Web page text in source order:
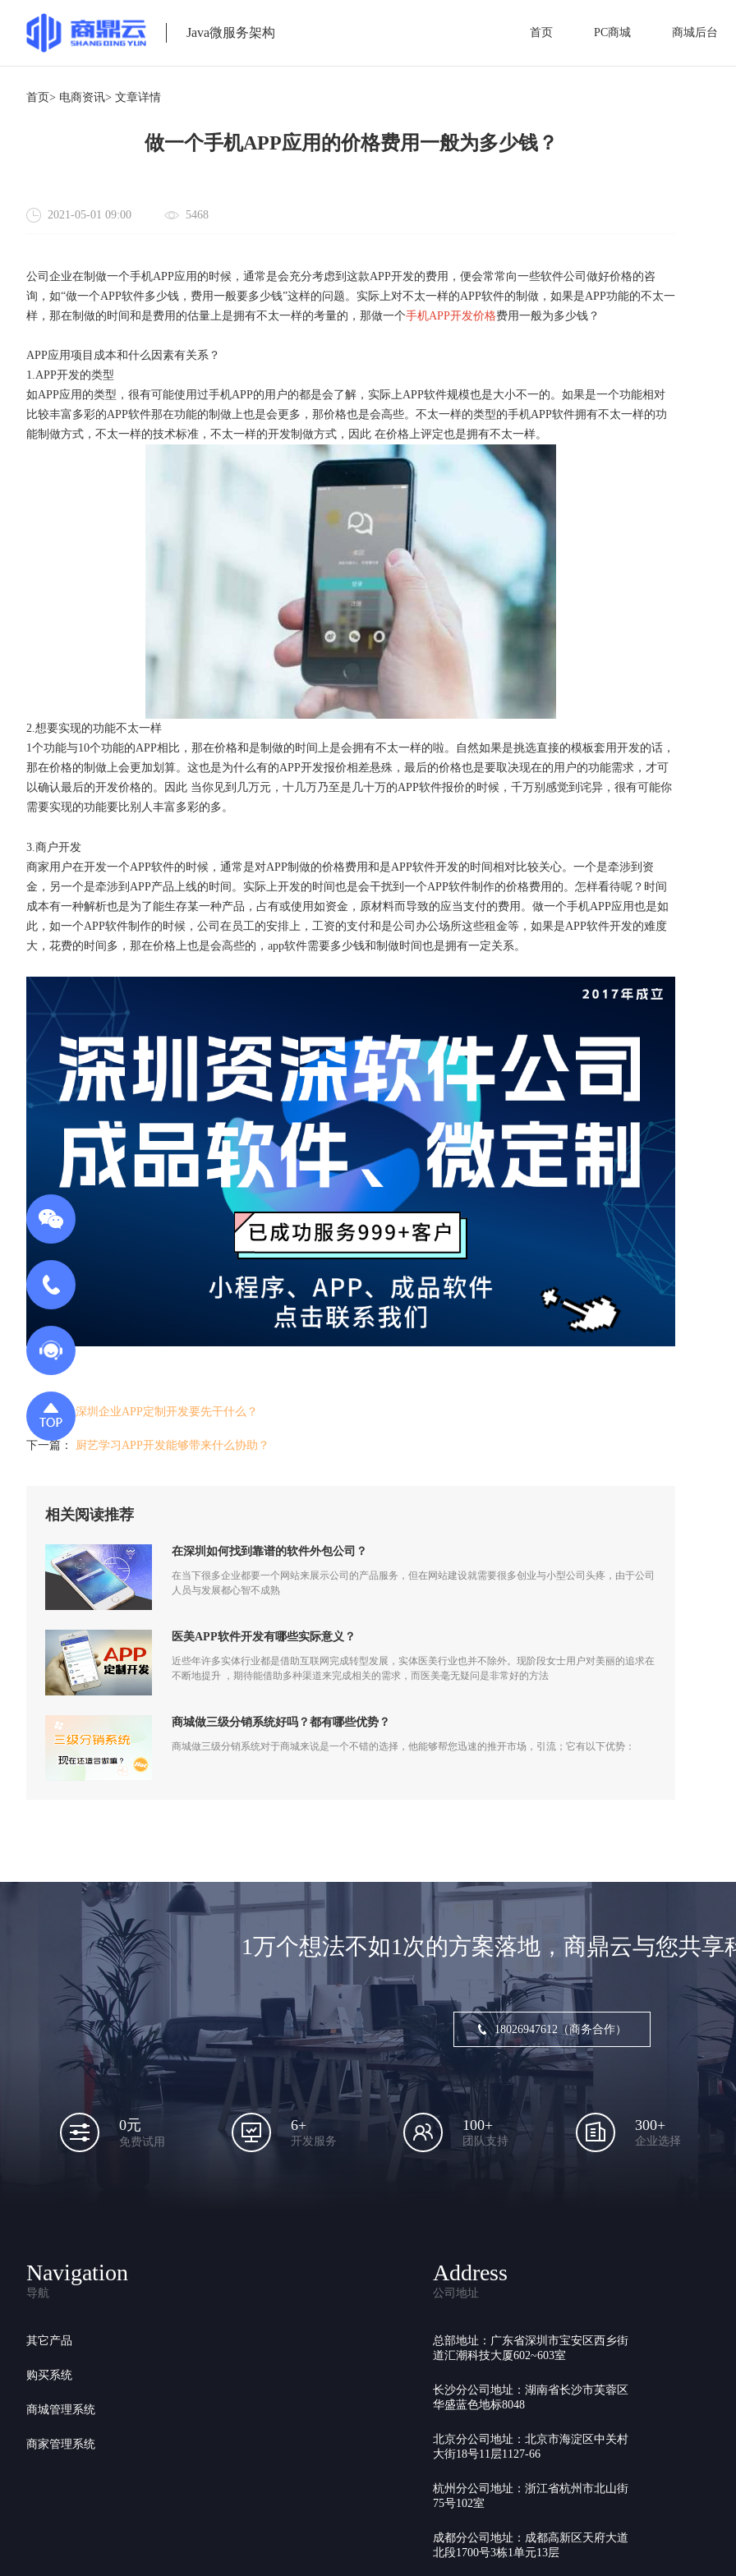
Java微服务架构 首页 PC商城 商城后台
首页> 电商资讯> 文章详情
做一个手机APP应用的价格费用一般为多少钱？
2021-05-01 09:00 5468
公司企业在制做一个手机APP应用的时候，通常是会充分考虑到这款APP开发的费用，便会常常向一些软件公司做好价格的咨
询，如“做一个APP软件多少钱，费用一般要多少钱”这样的问题。实际上对不太一样的APP软件的制做，如果是APP功能的不太一
样，那在制做的时间和是费用的估量上是拥有不太一样的考量的，那做一个手机APP开发价格费用一般为多少钱？
APP应用项目成本和什么因素有关系？
1.APP开发的类型
如APP应用的类型，很有可能使用过手机APP的用户的都是会了解，实际上APP软件规模也是大小不一的。如果是一个功能相对
比较丰富多彩的APP软件那在功能的制做上也是会更多，那价格也是会高些。不太一样的类型的手机APP软件拥有不太一样的功
能制做方式，不太一样的技术标准，不太一样的开发制做方式，因此 在价格上评定也是拥有不太一样。
2.想要实现的功能不太一样
1个功能与10个功能的APP相比，那在价格和是制做的时间上是会拥有不太一样的啦。自然如果是挑选直接的模板套用开发的话，
那在价格的制做上会更加划算。这也是为什么有的APP开发报价相差悬殊，最后的价格也是要取决现在的用户的功能需求，才可
以确认最后的开发价格的。因此 当你见到几万元，十几万乃至是几十万的APP软件报价的时候，千万别感觉到诧异，很有可能你
需要实现的功能要比别人丰富多彩的多。
3.商户开发
商家用户在开发一个APP软件的时候，通常是对APP制做的价格费用和是APP软件开发的时间相对比较关心。一个是牵涉到资
金，另一个是牵涉到APP产品上线的时间。实际上开发的时间也是会干扰到一个APP软件制作的价格费用的。怎样看待呢？时间
成本有一种解析也是为了能生存某一种产品，占有或使用如资金，原材料而导致的应当支付的费用。做一个手机APP应用也是如
此，如一个APP软件制作的时候，公司在员工的安排上，工资的支付和是公司办公场所这些租金等，如果是APP软件开发的难度
大，花费的时间多，那在价格上也是会高些的，app软件需要多少钱和制做时间也是拥有一定关系。
上一篇：深圳企业APP定制开发要先干什么？
下一篇： 厨艺学习APP开发能够带来什么协助？
相关阅读推荐
在深圳如何找到靠谱的软件外包公司？
在当下很多企业都要一个网站来展示公司的产品服务，但在网站建设就需要很多创业与小型公司头疼，由于公司
人员与发展都心智不成熟
医美APP软件开发有哪些实际意义？
近些年许多实体行业都是借助互联网完成转型发展，实体医美行业也并不除外。现阶段女士用户对美丽的追求在
不断地提升 ，期待能借助多种渠道来完成相关的需求，而医美毫无疑问是非常好的方法
商城做三级分销系统好吗？都有哪些优势？
商城做三级分销系统对于商城来说是一个不错的选择，他能够帮您迅速的推开市场，引流；它有以下优势：
1万个想法不如1次的方案落地，商鼎云与您共享
18026947612（商务合作）
0元
免费试用
6+
开发服务
100+
团队支持
300+
企业选择
Navigation
导航
其它产品
购买系统
商城管理系统
商家管理系统
Address
公司地址
总部地址：广东省深圳市宝安区西乡街
道汇潮科技大厦602~603室
长沙分公司地址：湖南省长沙市芙蓉区
华盛蓝色地标8048
北京分公司地址：北京市海淀区中关村
大街18号11层1127-66
杭州分公司地址：浙江省杭州市北山街
75号102室
成都分公司地址：成都高新区天府大道
北段1700号3栋1单元13层